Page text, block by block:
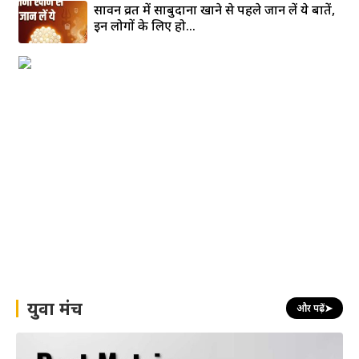
सावन व्रत में साबुदाना खाने से पहले जान लें ये बातें,
इन लोगों के लिए हो...
युवा मंच और पढ़ें➤